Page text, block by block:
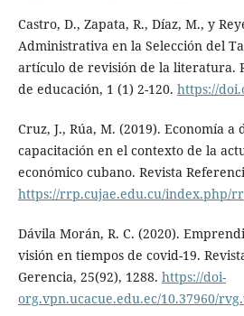
Castro, D., Zapata, R., Díaz, M., y
Administrativa en la Selección del
artículo de revisión de la literatura.
de educación, 1 (1) 2-120. https://
Cruz, J., Rúa, M. (2019). Economía a
capacitación en el contexto de la
económico cubano. Revista
https://rrp.cujae.edu.cu/index.php/
Dávila Morán, R. C. (2020).
visión en tiempos de covid-19.
Gerencia, 25(92), 1288. https://doi-
org.vpn.ucacue.edu.ec/10.37960/